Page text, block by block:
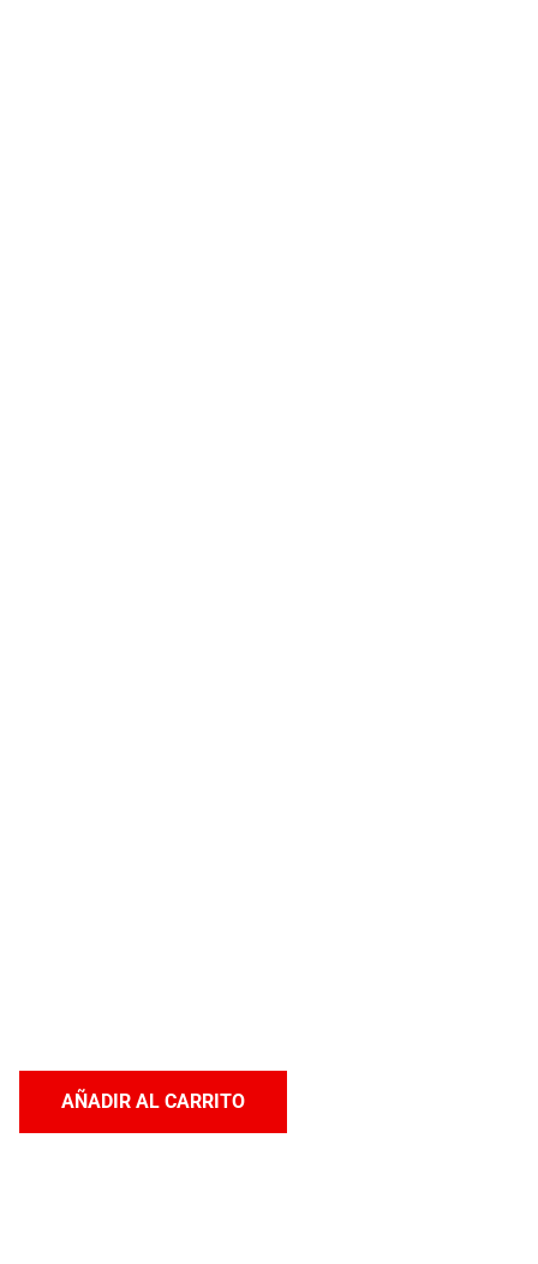
AÑADIR AL CARRITO